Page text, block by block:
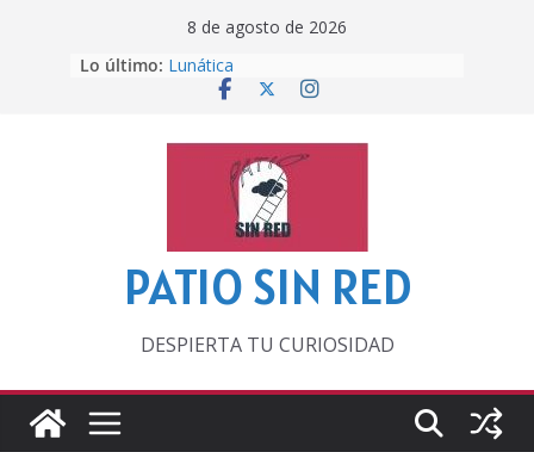
8 de agosto de 2026
Lo último: Lunática
Pero, hasta entonces…
‘La broma infinita’ de recomendar
lecturas veraniegas
Otra del Mundial
PATIO SIN RED
DESPIERTA TU CURIOSIDAD